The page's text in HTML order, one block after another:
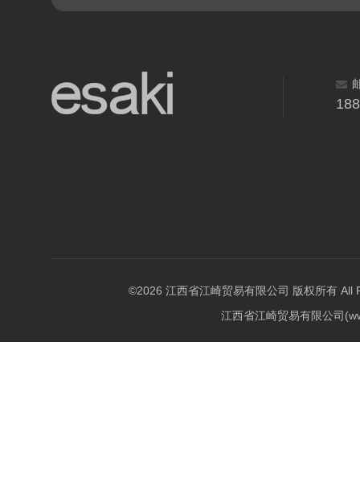
©2026 江西省江崎贸易有限公司 版权所有 All
江西省江崎贸易有限公司